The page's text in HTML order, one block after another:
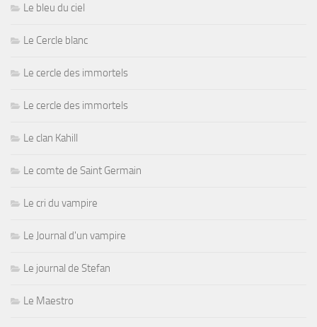
Le bleu du ciel
Le Cercle blanc
Le cercle des immortels
Le cercle des immortels
Le clan Kahill
Le comte de Saint Germain
Le cri du vampire
Le Journal d'un vampire
Le journal de Stefan
Le Maestro